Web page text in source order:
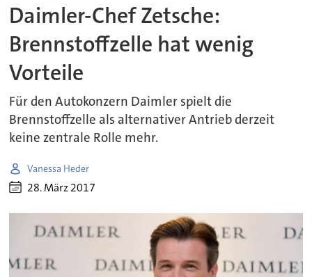
Daimler-Chef Zetsche:
Brennstoffzelle hat wenig
Vorteile
Für den Autokonzern Daimler spielt die
Brennstoffzelle als alternativer Antrieb derzeit
keine zentrale Rolle mehr.
Vanessa Heder
28. März 2017